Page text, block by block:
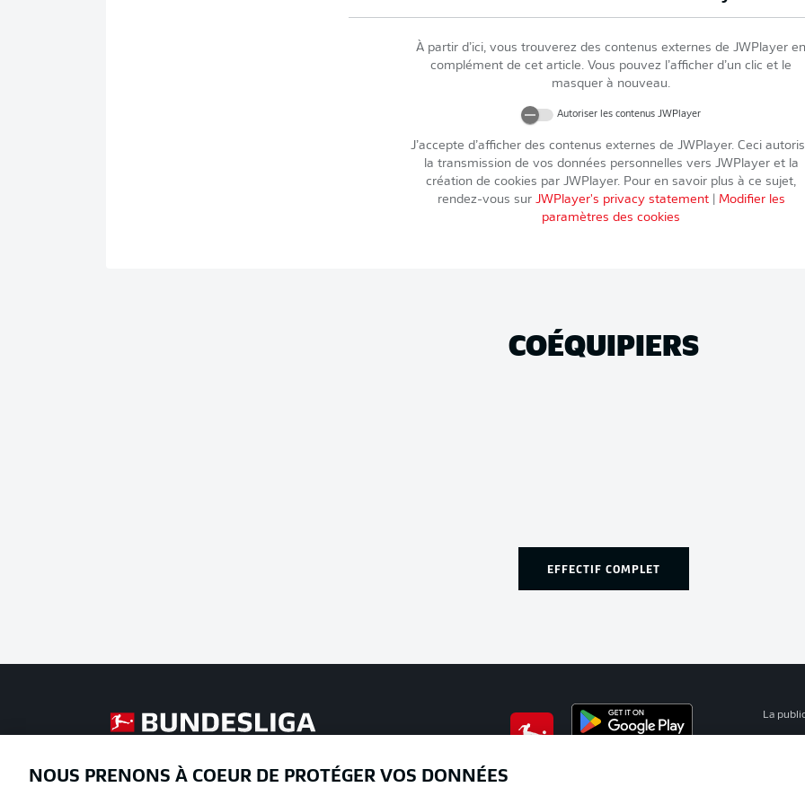
À partir d’ici, vous trouverez des contenus externes de JWPlayer en
complément de cet article. Vous pouvez l’afficher d’un clic et le
masquer à nouveau.
Autoriser les contenus JWPlayer
J’accepte d’afficher des contenus externes de JWPlayer. Ceci
la transmission de vos données personnelles vers JWPlayeret la
création de cookies par JWPlayer. Pour en savoir plus à ce sujet,
rendez-vous sur JWPlayer's privacy statement| Modifier les
paramètres des cookies
COÉQUIPIERS
EFFECTIF COMPLET
La
NOUS PRENONS À COEUR DE PROTÉGER VOS DONNÉES